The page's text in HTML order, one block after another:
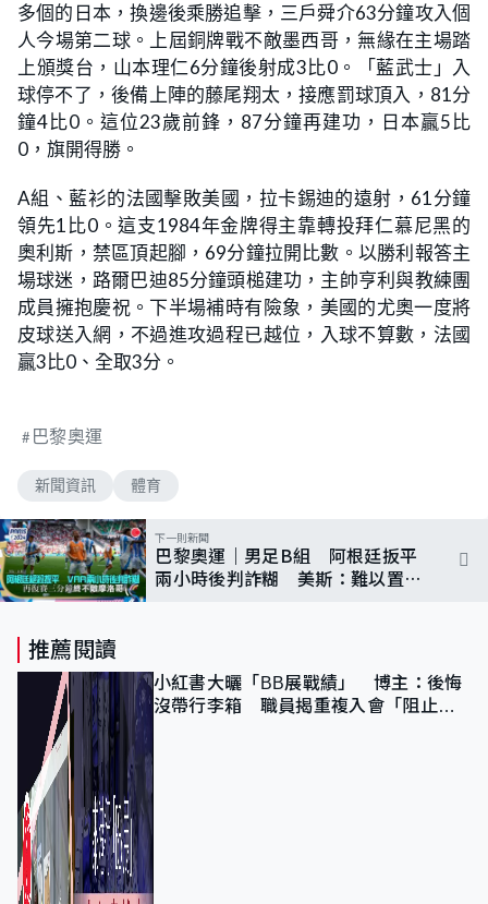
多個的日本，換邊後乘勝追擊，三戶舜介63分鐘攻入個
人今場第二球。上屆銅牌戰不敵墨西哥，無緣在主場踏
上頒獎台，山本理仁6分鐘後射成3比0。「藍武士」入
球停不了，後備上陣的藤尾翔太，接應罰球頂入，81分
鐘4比0。這位23歲前鋒，87分鐘再建功，日本贏5比
0，旗開得勝。
A組、藍衫的法國擊敗美國，拉卡錫迪的遠射，61分鐘
領先1比0。這支1984年金牌得主靠轉投拜仁慕尼黑的
奧利斯，禁區頂起腳，69分鐘拉開比數。以勝利報答主
場球迷，路爾巴迪85分鐘頭槌建功，主帥亨利與教練團
成員擁抱慶祝。下半場補時有險象，美國的尤奧一度將
皮球送入網，不過進攻過程已越位，入球不算數，法國
贏3比0、全取3分。
巴黎奧運
新聞資訊 體育
下一則新聞
巴黎奧運｜男足B組 阿根廷扳平
兩小時後判詐糊 美斯：難以置
推薦閱讀
小紅書大曬「BB展戰績」 博主：後悔
沒帶行李箱 職員揭重複入會「阻止唔